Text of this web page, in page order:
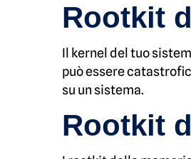
Rootkit
Il kernel del tuo
può essere
su un sistema.
Rootkit